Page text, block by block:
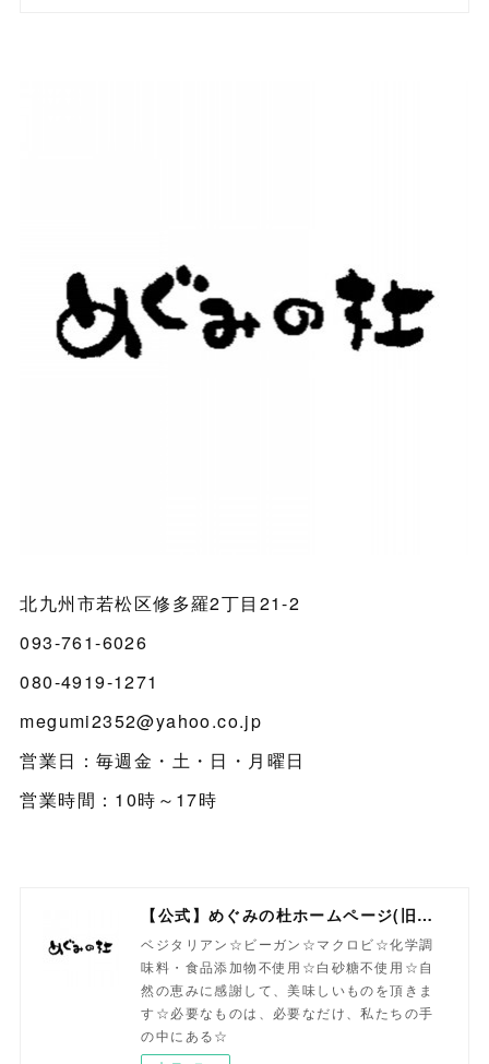
北九州市若松区修多羅2丁目21-2
093-761-6026
080-4919-1271
megumi2352@yahoo.co.jp
営業日：毎週金・土・日・月曜日
営業時間：10時～17時
【公式】めぐみの杜ホームページ(旧自然食工房）
ベジタリアン☆ビーガン☆マクロビ☆化学調
味料・食品添加物不使用☆白砂糖不使用☆自
然の恵みに感謝して、美味しいものを頂きま
す☆必要なものは、必要なだけ、私たちの手
の中にある☆